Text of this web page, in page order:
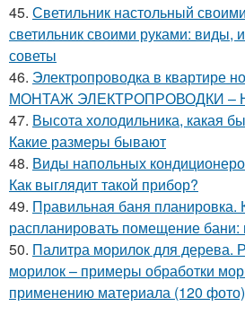
45. Светильник настольный
светильник своими руками: виды,
советы
46. Электропроводка в квартире
МОНТАЖ ЭЛЕКТРОПРОВОДКИ
47. Высота холодильника, какая
Какие размеры бывают
48. Виды напольных
Как выглядит такой прибор?
49. Правильная баня планировка.
распланировать помещение
50. Палитра морилок для дерева.
морилок – примеры обработки
применению материала (120 фото)